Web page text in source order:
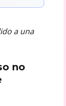
a una
no